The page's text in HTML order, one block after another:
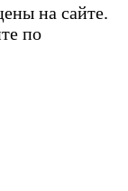
на сайте.
по